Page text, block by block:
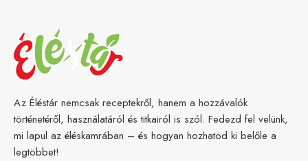
Az Éléstár nemcsak receptekről, hanem a hozzávalók
történetéről, használatáról és titkairól is szól. Fedezd fel velünk,
mi lapul az éléskamrában – és hogyan hozhatod ki belőle a
legtöbbet!